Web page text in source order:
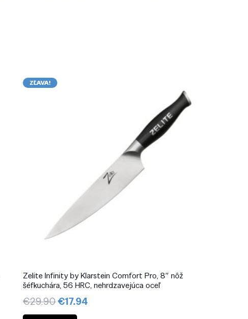
ZĽAVA!
Zelite Infinity by Klarstein Comfort Pro, 8″ nôž
šéfkuchára, 56 HRC, nehrdzavejúca oceľ
€29.90Pôvodná
cena
€17.94Aktuálna